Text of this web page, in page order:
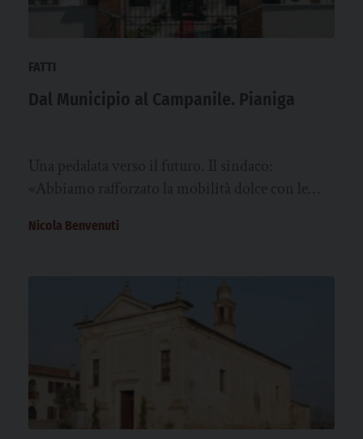
FATTI
Dal Municipio al Campanile. Pianiga
Calzavara…
Nicola Benvenuti